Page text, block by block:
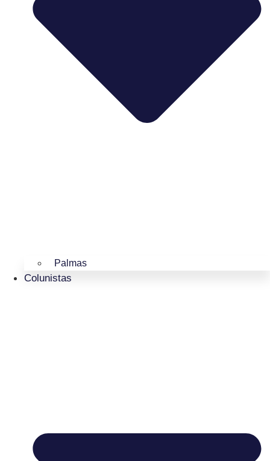
Palmas
Colunistas